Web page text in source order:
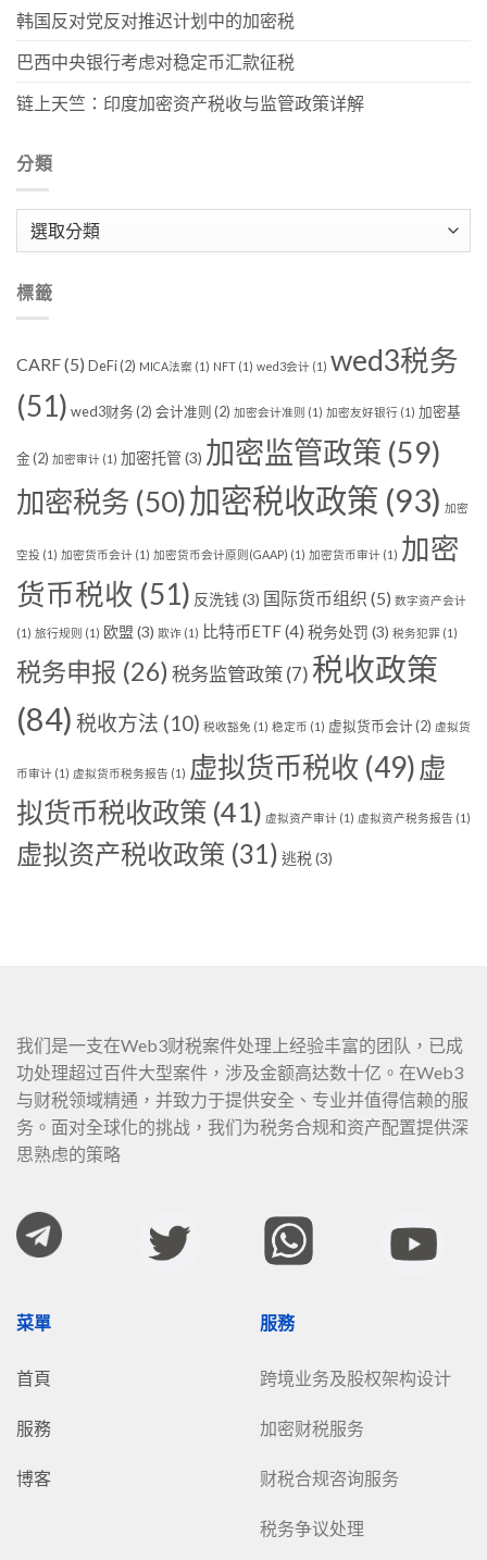
韩国反对党反对推迟计划中的加密税
巴西中央银行考虑对稳定币汇款征税
链上天竺：印度加密资产税收与监管政策详解
分類
標籤
CARF(5) DeFi(2) MICA法案 (1) NFT (1) wed3会计 (1) wed3税务
(51) wed3财务(2) 会计准则 (2) 加密会计准则 (1) 加密友好银行 (1) 加密基
金(2) 加密审计 (1) 加密托管(3) 加密监管政策 (59)
加密税务 (50)加密税收政策 (93) 加密
空投 (1) 加密货币会计 (1) 加密货币会计原则(GAAP) (1) 加密货币审计 (1) 加密
货币税收 (51) 反洗钱 (3) 国际货币组织 (5) 数字资产会计
(1) 旅行规则 (1) 欧盟 (3) 欺诈 (1) 比特币ETF(4) 税务处罚 (3) 税务犯罪 (1)
税务申报 (26) 税务监管政策(7) 税收政策
(84) 税收方法 (10) 税收豁免 (1) 稳定币 (1) 虚拟货币会计(2) 虚拟货
币审计 (1) 虚拟货币税务报告 (1) 虚拟货币税收 (49) 虚
拟货币税收政策 (41) 虚拟资产审计 (1) 虚拟资产税务报告 (1)
虚拟资产税收政策 (31) 逃税 (3)
我们是一支在Web3财税案件处理上经验丰富的团队，已成
功处理超过百件大型案件，涉及金额高达数十亿。在Web3
与财税领域精通，并致力于提供安全、专业并值得信赖的服
务。面对全球化的挑战，我们为税务合规和资产配置提供深
思熟虑的策略
菜單
首頁
服務
博客
服務
跨境业务及股权架构设计
加密财税服务
财税合规咨询服务
税务争议处理